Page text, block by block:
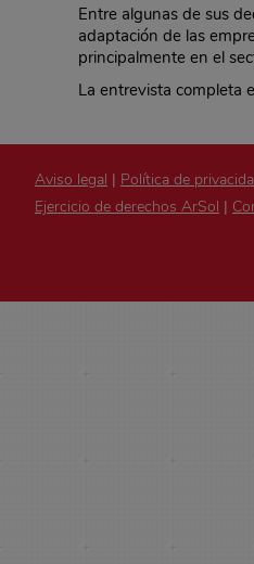
Entre algunas de sus
adaptación de las
principalmente en el
La entrevista completa
Aviso legal | Política de
Ejercicio de derechos ArSol |